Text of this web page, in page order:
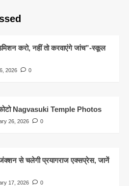
करो, नहीं तो करवाएंगे जांच”-स्कूल
2026 0
फोटो Nagvasuki Temple Photos
26, 2026 0
से चलेगी प्रयागराज एक्सप्रेस, जानें
17, 2026 0